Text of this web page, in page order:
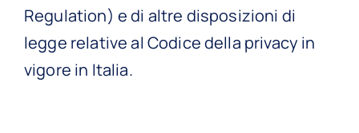
Regulation) e di altre disposizioni di
legge relative al Codice della privacy in
vigore in Italia.